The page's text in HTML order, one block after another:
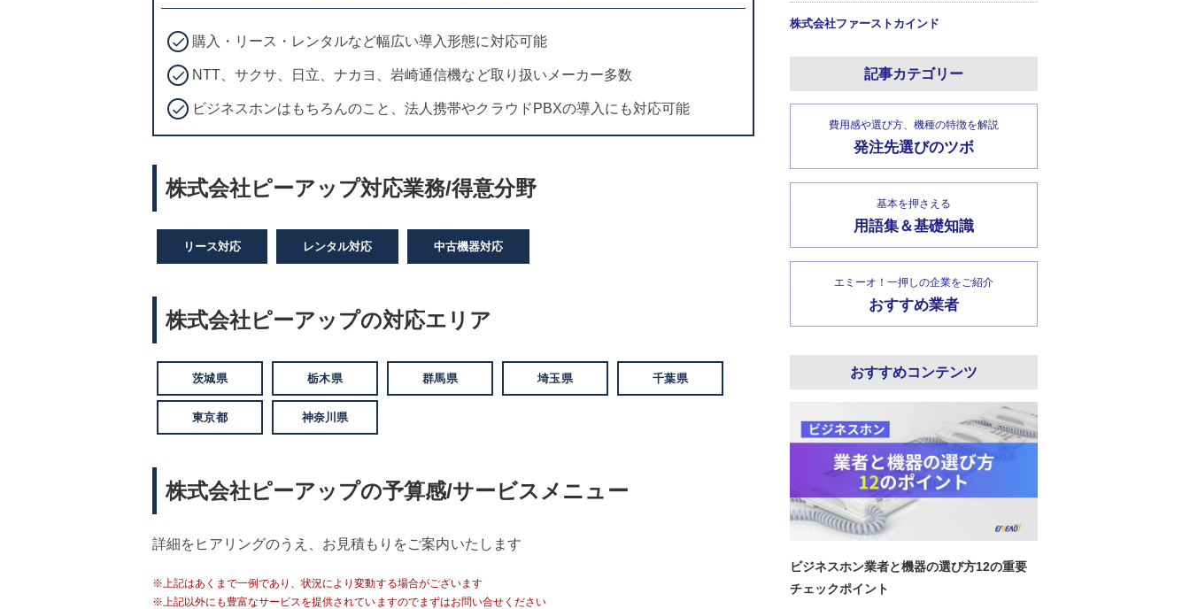
購入・リース・レンタルなど幅広い導入形態に対応可能
NTT、サクサ、日立、ナカヨ、岩崎通信機など取り扱いメーカー多数
ビジネスホンはもちろんのこと、法人携帯やクラウドPBXの導入にも対応可能
株式会社ピーアップ対応業務/得意分野
リース対応 レンタル対応 中古機器対応
株式会社ピーアップの対応エリア
茨城県 栃木県 群馬県 埼玉県 千葉県
東京都 神奈川県
株式会社ピーアップの予算感/サービスメニュー
詳細をヒアリングのうえ、お見積もりをご案内いたします
※上記はあくまで一例であり、状況により変動する場合がございます
※上記以外にも豊富なサービスを提供されていますのでまずはお問い合せください
株式会社ファーストカインド
記事カテゴリー
費用感や選び方、機種の特徴を解説
発注先選びのツボ
基本を押さえる
用語集＆基礎知識
エミーオ！一押しの企業をご紹介
おすすめ業者
おすすめコンテンツ
ビジネスホン業者と機器の選び方12の重要
チェックポイント